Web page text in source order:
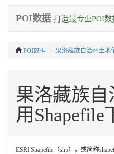
POI数据 打造最专业POI数
POI数据 果洛藏族自治州土地
果洛藏族
用Shapefile
ESRI Shapefile（shp），或简称